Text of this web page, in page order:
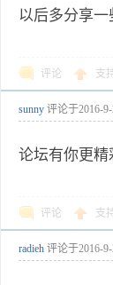
以后多分享
评论 支
sunny 评论于2016-
论坛有你更精
评论 支
radieh 评论于2016-